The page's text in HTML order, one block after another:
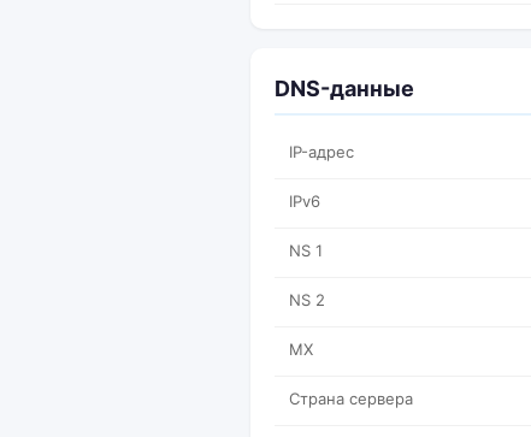
DNS-данные
IP-адрес
IPv6
NS 1
NS 2
MX
Страна сервера